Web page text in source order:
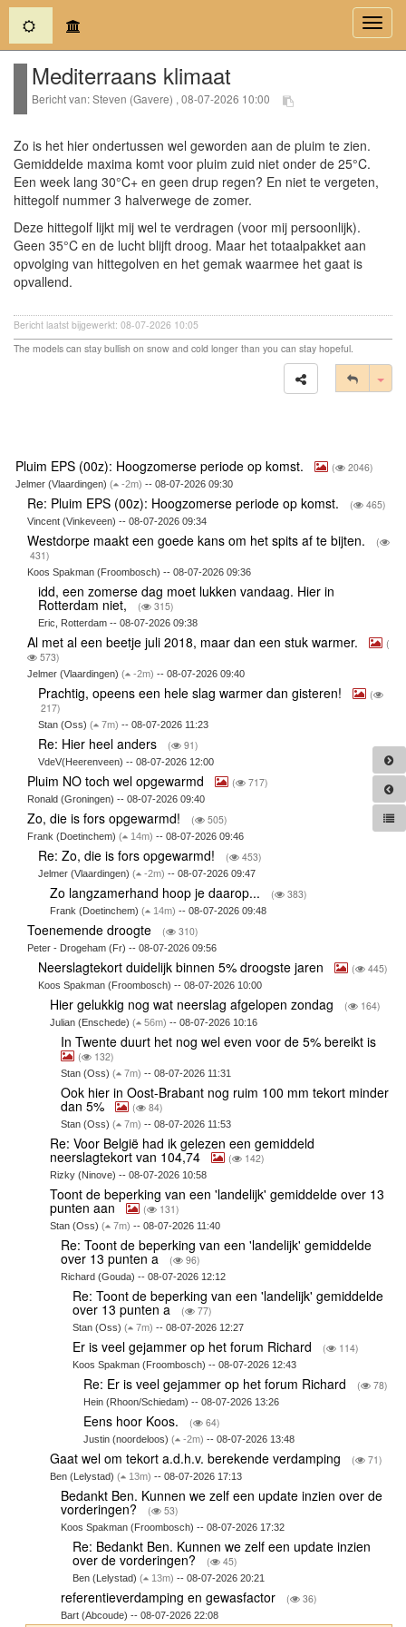
(current)
Mediterraans klimaat
Bericht van: Steven (Gavere) , 08-07-2026 10:00
Zo is het hier ondertussen wel geworden aan de pluim te zien.
Gemiddelde maxima komt voor pluim zuid niet onder de 25°C.
Een week lang 30°C+ en geen drup regen? En niet te vergeten,
hittegolf nummer 3 halverwege de zomer.
Deze hittegolf lijkt mij wel te verdragen (voor mij persoonlijk).
Geen 35°C en de lucht blijft droog. Maar het totaalpakket aan
opvolging van hittegolven en het gemak waarmee het gaat is
opvallend.
Bericht laatst bijgewerkt: 08-07-2026 10:05
The models can stay bullish on snow and cold longer than you can stay hopeful.
Pluim EPS (00z): Hoogzomerse periode op komst. ( 2046)
Jelmer (Vlaardingen) ( -2m) -- 08-07-2026 09:30
Re: Pluim EPS (00z): Hoogzomerse periode op komst. ( 465)
Vincent (Vinkeveen) -- 08-07-2026 09:34
Westdorpe maakt een goede kans om het spits af te bijten.
(
431)
Koos Spakman (Froombosch) -- 08-07-2026 09:36
idd, een zomerse dag moet lukken vandaag. Hier in
Rotterdam niet, ( 315)
Eric, Rotterdam -- 08-07-2026 09:38
Al met al een beetje juli 2018, maar dan een stuk warmer.
(
573)
Jelmer (Vlaardingen) ( -2m) -- 08-07-2026 09:40
Prachtig, opeens een hele slag warmer dan gisteren!
(
217)
Stan (Oss)( 7m) -- 08-07-2026 11:23
Re: Hier heel anders ( 91)
VdeV(Heerenveen) -- 08-07-2026 12:00
Pluim NO toch wel opgewarmd ( 717)
Ronald (Groningen) -- 08-07-2026 09:40
Zo, die is fors opgewarmd! ( 505)
Frank (Doetinchem) ( 14m) -- 08-07-2026 09:46
Re: Zo, die is fors opgewarmd! ( 453)
Jelmer (Vlaardingen)( -2m) -- 08-07-2026 09:47
Zo langzamerhand hoop je daarop... ( 383)
Frank (Doetinchem) ( 14m) -- 08-07-2026 09:48
Toenemende droogte ( 310)
Peter - Drogeham (Fr) -- 08-07-2026 09:56
Neerslagtekort duidelijk binnen 5% droogste jaren ( 445)
Koos Spakman (Froombosch) -- 08-07-2026 10:00
Hier gelukkig nog wat neerslag afgelopen zondag ( 164)
Julian (Enschede) ( 56m) -- 08-07-2026 10:16
In Twente duurt het nog wel even voor de 5% bereikt is
( 132)
Stan (Oss)( 7m) -- 08-07-2026 11:31
Ook hier in Oost-Brabant nog ruim 100 mm tekort minder
dan 5% ( 84)
Stan (Oss)( 7m) -- 08-07-2026 11:53
Re: Voor België had ik gelezen een gemiddeld
neerslagtekort van 104,74 ( 142)
Rizky (Ninove) -- 08-07-2026 10:58
Toont de beperking van een 'landelijk' gemiddelde over 13
punten aan ( 131)
Stan (Oss) ( 7m) -- 08-07-2026 11:40
Re: Toont de beperking van een 'landelijk' gemiddelde
over 13 punten a ( 96)
Richard (Gouda) -- 08-07-2026 12:12
Re: Toont de beperking van een 'landelijk' gemiddelde
over 13 punten a ( 77)
Stan (Oss) ( 7m) -- 08-07-2026 12:27
Er is veel gejammer op het forum Richard ( 114)
Koos Spakman (Froombosch) -- 08-07-2026 12:43
Re: Er is veel gejammer op het forum Richard ( 78)
Hein (Rhoon/Schiedam) -- 08-07-2026 13:26
Eens hoor Koos. ( 64)
Justin (noordeloos)( -2m) -- 08-07-2026 13:48
Gaat wel om tekort a.d.h.v. berekende verdamping ( 71)
Ben (Lelystad) ( 13m) -- 08-07-2026 17:13
Bedankt Ben. Kunnen we zelf een update inzien over de
vorderingen? ( 53)
Koos Spakman (Froombosch) -- 08-07-2026 17:32
Re: Bedankt Ben. Kunnen we zelf een update inzien
over de vorderingen? ( 45)
Ben (Lelystad) ( 13m) -- 08-07-2026 20:21
referentieverdamping en gewasfactor ( 36)
Bart (Abcoude) -- 08-07-2026 22:08